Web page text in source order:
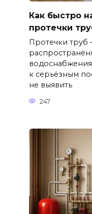
Как быстро
протечки
Протечки труб
к серьёзным
не выявить
247